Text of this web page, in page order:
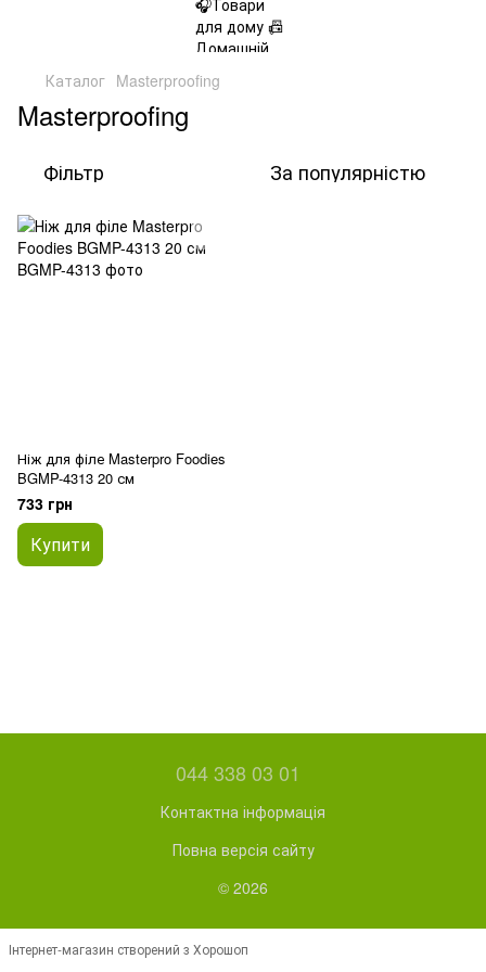
Каталог Masterproofing
Masterproofing
Фільтр За популярністю
Ніж для філе Masterpro Foodies
BGMP-4313 20 см
733 грн
Купити
044 338 03 01
Контактна інформація
Повна версія сайту
© 2026
Інтернет-магазин створений з Хорошоп